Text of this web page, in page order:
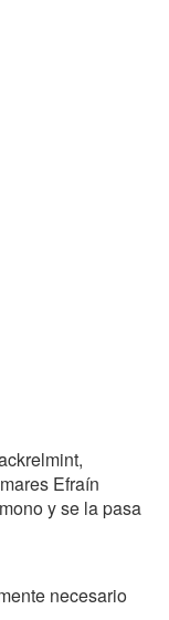
Efraín
y se la pasa
necesario